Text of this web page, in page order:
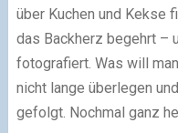
über Kuchen und Kekse
das Backherz begehrt –
fotografiert. Was will
nicht lange überlegen
gefolgt. Nochmal ganz